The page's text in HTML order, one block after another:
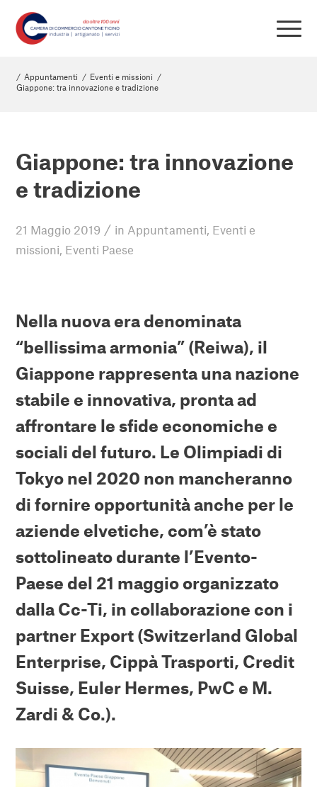
/ Appuntamenti / Eventi e missioni /
Giappone: tra innovazione e tradizione
Giappone: tra innovazione
e tradizione
21 Maggio 2019 / in Appuntamenti, Eventi e
missioni, Eventi Paese
Nella nuova era denominata
“bellissima armonia” (Reiwa), il
Giappone rappresenta una nazione
stabile e innovativa, pronta ad
affrontare le sfide economiche e
sociali del futuro. Le Olimpiadi di
Tokyo nel 2020 non mancheranno
di fornire opportunità anche per le
aziende elvetiche, com’è stato
sottolineato durante l’Evento-
Paese del 21 maggio organizzato
dalla Cc-Ti, in collaborazione con i
partner Export (Switzerland Global
Enterprise, Cippà Trasporti, Credit
Suisse, Euler Hermes, PwC e M.
Zardi & Co.).